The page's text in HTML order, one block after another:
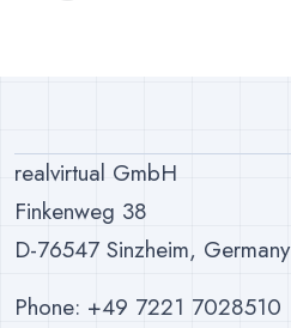
realvirtual GmbH
Finkenweg 38
D-76547 Sinzheim, Germany
Phone: +49 7221 7028510